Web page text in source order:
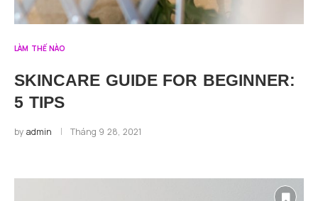
LÀM THẾ NÀO
SKINCARE GUIDE FOR BEGINNER:
5 TIPS
by admin Tháng 9 28, 2021